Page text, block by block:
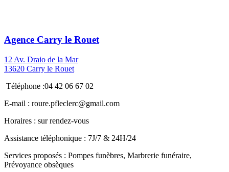
Agence Carry le Rouet
12 Av. Draio de la Mar
13620 Carry le Rouet
Téléphone :04 42 06 67 02
E-mail : roure.pfleclerc@gmail.com
Horaires : sur rendez-vous
Assistance téléphonique : 7J/7 & 24H/24
Services proposés : Pompes funèbres, Marbrerie funéraire,
Prévoyance obsèques